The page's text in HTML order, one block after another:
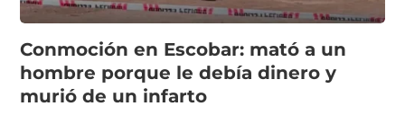
Conmoción en Escobar: mató a un
hombre porque le debía dinero y
murió de un infarto